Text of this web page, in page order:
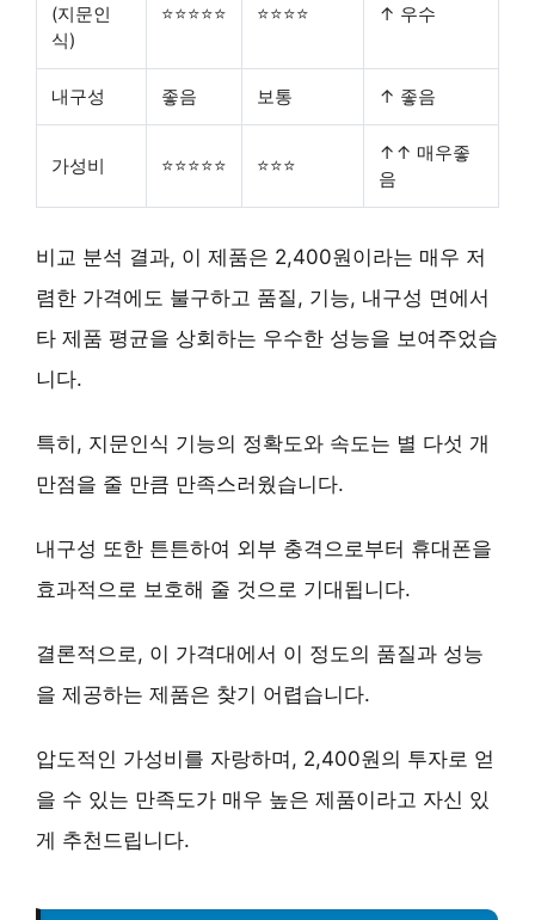
(지문인
식)
⭐⭐⭐⭐⭐ ⭐⭐⭐⭐ ↑ 우수
내구성 좋음 보통 ↑ 좋음
가성비 ⭐⭐⭐⭐⭐ ⭐⭐⭐
↑↑ 매우좋
음
비교 분석 결과, 이 제품은 2,400원이라는 매우 저
렴한 가격에도 불구하고 품질, 기능, 내구성 면에서
타 제품 평균을 상회하는 우수한 성능을 보여주었습
니다.
특히, 지문인식 기능의 정확도와 속도는 별 다섯 개
만점을 줄 만큼 만족스러웠습니다.
내구성 또한 튼튼하여 외부 충격으로부터 휴대폰을
효과적으로 보호해 줄 것으로 기대됩니다.
결론적으로, 이 가격대에서 이 정도의 품질과 성능
을 제공하는 제품은 찾기 어렵습니다.
압도적인 가성비를 자랑하며, 2,400원의 투자로 얻
을 수 있는 만족도가 매우 높은 제품이라고 자신 있
게 추천드립니다.